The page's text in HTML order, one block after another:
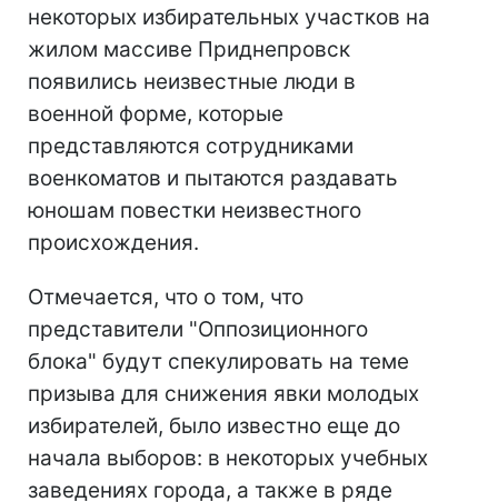
некоторых избирательных участков на
жилом массиве Приднепровск
появились неизвестные люди в
военной форме, которые
представляются сотрудниками
военкоматов и пытаются раздавать
юношам повестки неизвестного
происхождения.
Отмечается, что о том, что
представители "Оппозиционного
блока" будут спекулировать на теме
призыва для снижения явки молодых
избирателей, было известно еще до
начала выборов: в некоторых учебных
заведениях города, а также в ряде